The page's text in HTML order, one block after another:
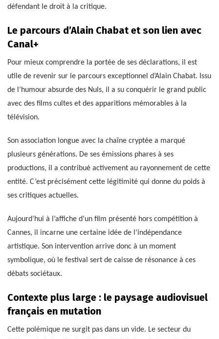
défendant le droit à la critique.
Le parcours d’Alain Chabat et son lien avec
Canal+
Pour mieux comprendre la portée de ses déclarations, il est
utile de revenir sur le parcours exceptionnel d’Alain Chabat. Issu
de l’humour absurde des Nuls, il a su conquérir le grand public
avec des films cultes et des apparitions mémorables à la
télévision.
Son association longue avec la chaîne cryptée a marqué
plusieurs générations. De ses émissions phares à ses
productions, il a contribué activement au rayonnement de cette
entité. C’est précisément cette légitimité qui donne du poids à
ses critiques actuelles.
Aujourd’hui à l’affiche d’un film présenté hors compétition à
Cannes, il incarne une certaine idée de l’indépendance
artistique. Son intervention arrive donc à un moment
symbolique, où le festival sert de caisse de résonance à ces
débats sociétaux.
Contexte plus large : le paysage audiovisuel
français en mutation
Cette polémique ne surgit pas dans un vide. Le secteur du